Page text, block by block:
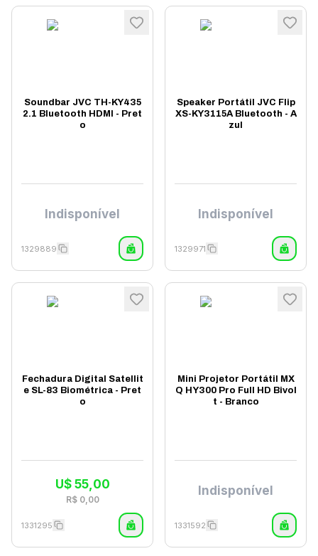
Soundbar JVC TH-KY435
2.1 Bluetooth HDMI - Pret
o
Indisponível
1329889
Speaker Portátil JVC Flip
XS-KY3115A Bluetooth - A
zul
Indisponível
1329971
Fechadura Digital Satellit
e SL-83 Biométrica - Pret
o
U$ 55,00
R$ 0,00
1331295
Mini Projetor Portátil MX
Q HY300 Pro Full HD Bivol
t - Branco
Indisponível
1331592